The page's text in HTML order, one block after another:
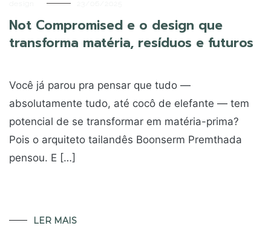
design
Not Compromised e o design que
transforma matéria, resíduos e futuros
Você já parou pra pensar que tudo —
absolutamente tudo, até cocô de elefante — tem
potencial de se transformar em matéria-prima?
Pois o arquiteto tailandês Boonserm Premthada
pensou. E […]
LER MAIS